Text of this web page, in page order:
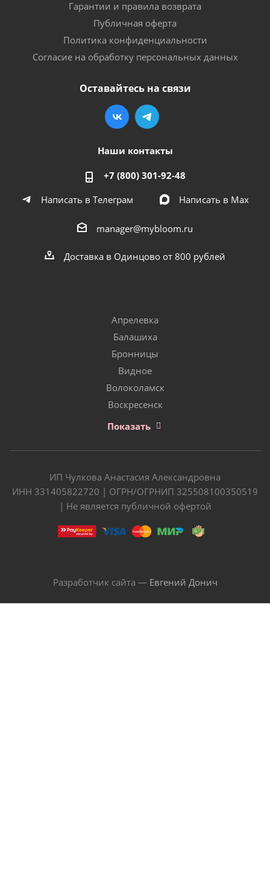
Гарантии и правила возврата
Публичная оферта
Политика конфиденциальности
Согласие на обработку персональных данных
Оставайтесь на связи
Наши контакты
+7 (800) 301-92-48
Написать в Телеграм
Написать в Мах
manager@mybloom.ru
Доставка в Одинцово от 800 рублей
Апрелевка
Балашиха
Бронницы
Видное
Волоколамск
Воскресенск
Показать
ИП Чулкова Анастасия Александровна
ИНН 331405822720 | ОГРН/ОГРНИП 325508100350519
| Не является публичной офертой
Разработчик сайта — Евгений Донич